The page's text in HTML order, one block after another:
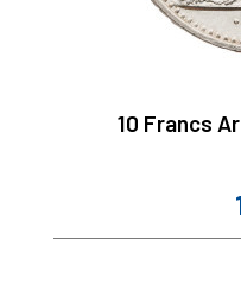
10 Francs